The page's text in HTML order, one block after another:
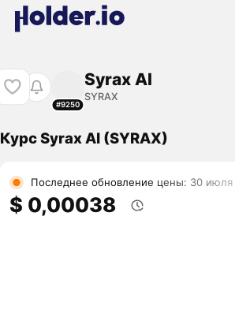
#9250
Syrax AI
SYRAX
Курс Syrax AI (SYRAX)
Последнее обновление цены: 30 июля
$ 0,00038